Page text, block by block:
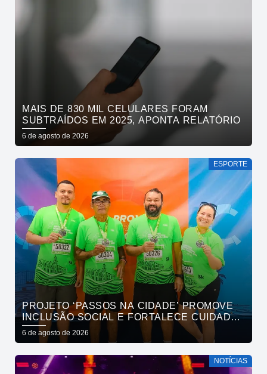
MAIS DE 830 MIL CELULARES FORAM
SUBTRAÍDOS EM 2025, APONTA RELATÓRIO
6 de agosto de 2026
ESPORTE
PROJETO ‘PASSOS NA CIDADE’ PROMOVE
INCLUSÃO SOCIAL E FORTALECE CUIDADO
EM SAÚDE MENTAL POR MEIO DA CORRIDA
6 de agosto de 2026
NOTÍCIAS